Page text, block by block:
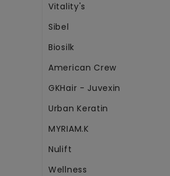
Vitality's
Sibel
Biosilk
American Crew
GKHair - Juvexin
Urban Keratin
MYRIAM.K
Nulift
Wellness